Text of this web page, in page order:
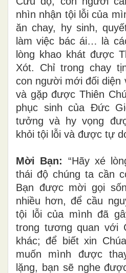
nhìn nhận tội lỗi của
ăn chay, hy sinh,
làm việc bác ái… là
lòng khao khát được
Xót. Chỉ trong chay
con người mới đối diện
và gặp được Thiên
phục sinh của Đức
tưởng và hy vọng
khỏi tội lỗi và được tự
Mời Bạn: “Hãy xé
thái độ chúng ta cần
Bạn được mời gọi
nhiều hơn, để cầu
tội lỗi của mình đã
trong tương quan với
khác; để biết xin
muốn mình được
lặng, bạn sẽ nghe